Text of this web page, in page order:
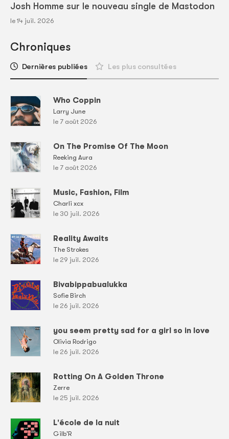
Josh Homme sur le nouveau single de Mastodon
le 14 juil. 2026
Chroniques
Dernières publiées Les plus consultées
Who Coppin
Larry June
le 7 août 2026
On The Promise Of The Moon
Reeking Aura
le 7 août 2026
Music, Fashion, Film
Charli xcx
le 30 juil. 2026
Reality Awaits
The Strokes
le 29 juil. 2026
Bivabippabualukka
Sofie Birch
le 26 juil. 2026
you seem pretty sad for a girl so in love
Olivia Rodrigo
le 26 juil. 2026
Rotting On A Golden Throne
Zerre
le 25 juil. 2026
L'école de la nuit
Gilb'R